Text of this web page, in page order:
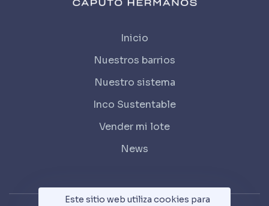
Inicio
Nuestros barrios
Nuestro sistema
Inco Sustentable
Vender mi lote
News
Este sitio web utiliza cookies para